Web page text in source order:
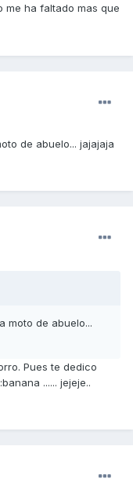
me ha faltado mas que
de abuelo... jajajaja
moto de abuelo...
Pues te dedico
...... jejeje..